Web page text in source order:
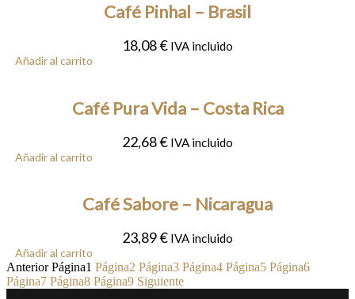
Café Pinhal – Brasil
18,08€ IVA incluido
Añadir al carrito
Café Pura Vida – Costa Rica
22,68€ IVA incluido
Añadir al carrito
Café Sabore – Nicaragua
23,89€ IVA incluido
Añadir al carrito
Anterior Página1 Página2 Página3 Página4 Página5 Página6
Página7 Página8 Página9 Siguiente